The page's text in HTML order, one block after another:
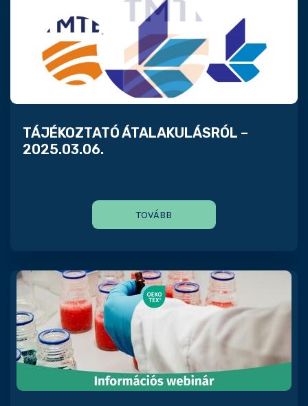
TÁJÉKOZTATÓ ÁTALAKULÁSRÓL –
2025.03.06.
TOVÁBB